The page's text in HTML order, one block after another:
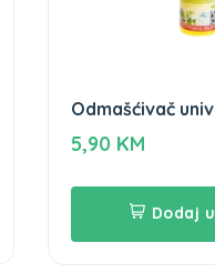
Odmašćivač
750ml
5,90 KM
Dodaj